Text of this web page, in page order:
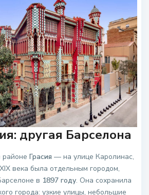
другая Барселона
районеГрасия — на улице Каролинас,
века была отдельным городом,
в 1897 году. Она сохранила
города: узкие улицы, небольшие